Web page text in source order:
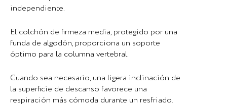
independiente.
El colchón de firmeza media, protegido por una
funda de algodón, proporciona un soporte
óptimo para la columna vertebral.
Cuando sea necesario, una ligera inclinación de
la superficie de descanso favorece una
respiración más cómoda durante un resfriado.